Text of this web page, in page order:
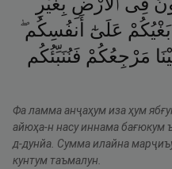
بَغْيُكُمْ عَلَىٰٓ
أَنفُسِكُم ۖ
مَرْجِعُكُمْ فَنُنَبِّئُكُم
Фа ламма анҷаҳум иза ҳум
айюҳа-н насу иннама бағюкум
д-дунйа. Сумма илайна
кунтум таъмалун.